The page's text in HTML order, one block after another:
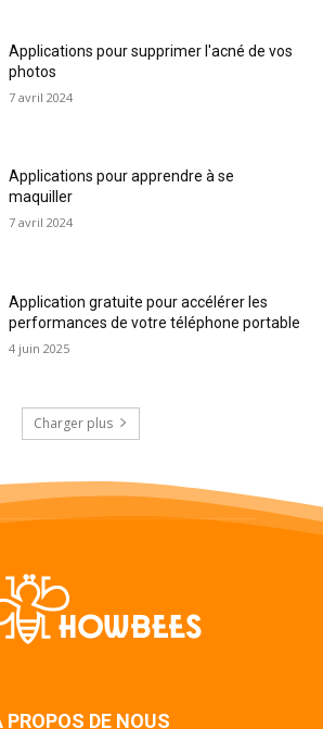
Applications pour supprimer l'acné de vos
photos
7 avril 2024
Applications pour apprendre à se
maquiller
7 avril 2024
Application gratuite pour accélérer les
performances de votre téléphone portable
4 juin 2025
Charger plus
PROPOS DE NOUS